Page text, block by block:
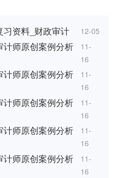
习资料_财政审计 12-05
计师原创案例分析
11-
16
计师原创案例分析
11-
16
计师原创案例分析
11-
16
计师原创案例分析
11-
16
计师原创案例分析
11-
16